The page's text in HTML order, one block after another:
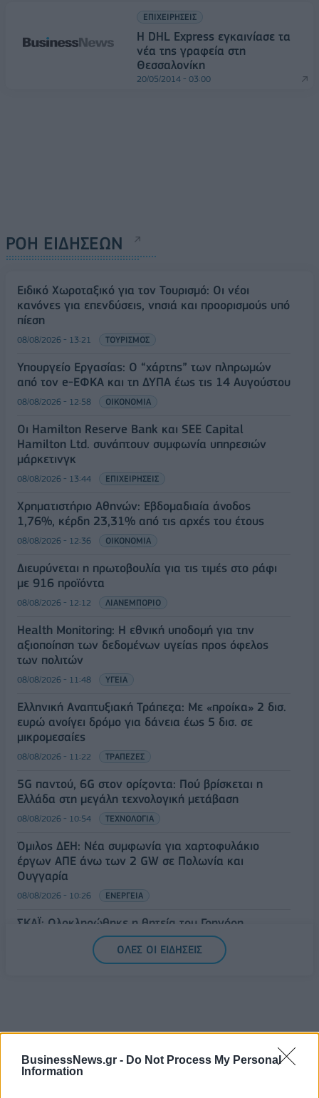
BusinessNews.gr - Do Not Process My Personal
Information
ΕΠΙΧΕΙΡΗΣΕΙΣ
H DHL Express εγκαινίασε τα
νέα της γραφεία στη
Θεσσαλονίκη
20/05/2014 - 03:00
ΡΟΗ ΕΙΔΗΣΕΩΝ
Ειδικό Χωροταξικό για τον Τουρισμό: Οι νέοι
κανόνες για επενδύσεις, νησιά και προορισμούς υπό
πίεση
08/08/2026 - 13:21 ΤΟΥΡΙΣΜΟΣ
Υπουργείο Εργασίας: Ο “χάρτης” των πληρωμών
από τον e-ΕΦΚΑ και τη ΔΥΠΑ έως τις 14 Αυγούστου
08/08/2026 - 12:58 ΟΙΚΟΝΟΜΙΑ
Οι Hamilton Reserve Bank και SEE Capital
Hamilton Ltd. συνάπτουν συμφωνία υπηρεσιών
μάρκετινγκ
08/08/2026 - 13:44 ΕΠΙΧΕΙΡΗΣΕΙΣ
Χρηματιστήριο Αθηνών: Εβδομαδιαία άνοδος
1,76%, κέρδη 23,31% από τις αρχές του έτους
08/08/2026 - 12:36 ΟΙΚΟΝΟΜΙΑ
Διευρύνεται η πρωτοβουλία για τις τιμές στο ράφι
με 916 προϊόντα
08/08/2026 - 12:12 ΛΙΑΝΕΜΠΟΡΙΟ
Health Monitoring: Η εθνική υποδομή για την
αξιοποίηση των δεδομένων υγείας προς όφελος
των πολιτών
08/08/2026 - 11:48 ΥΓΕΙΑ
Ελληνική Αναπτυξιακή Τράπεζα: Με «προίκα» 2 δισ.
ευρώ ανοίγει δρόμο για δάνεια έως 5 δισ. σε
μικρομεσαίες
08/08/2026 - 11:22 ΤΡΑΠΕΖΕΣ
5G παντού, 6G στον ορίζοντα: Πού βρίσκεται η
Ελλάδα στη μεγάλη τεχνολογική μετάβαση
08/08/2026 - 10:54 ΤΕΧΝΟΛΟΓΙΑ
Όμιλος ΔΕΗ: Νέα συμφωνία για χαρτοφυλάκιο
έργων ΑΠΕ άνω των 2 GW σε Πολωνία και
Ουγγαρία
08/08/2026 - 10:26 ΕΝΕΡΓΕΙΑ
ΣΚΑΪ: Ολοκληρώθηκε η θητεία του Γρηγόρη
Δημητριάδη - Ο Γιάννης Αλαφούζος επιστρέφει στη
ΟΛΕΣ ΟΙ ΕΙΔΗΣΕΙΣ